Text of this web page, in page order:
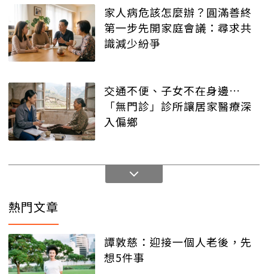
家人病危該怎麼辦？圓滿善終
第一步先開家庭會議：尋求共
識減少紛爭
交通不便、子女不在身邊…
「無門診」診所讓居家醫療深
入偏鄉
熱門文章
譚敦慈：迎接一個人老後，先
想5件事